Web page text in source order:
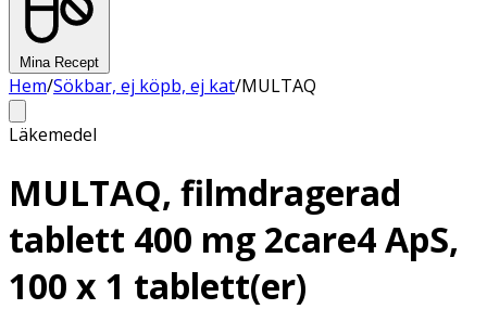
Mina Recept
Hem/Sökbar, ej köpb, ej kat/MULTAQ
Läkemedel
MULTAQ, filmdragerad
tablett 400 mg 2care4 ApS,
100 x 1 tablett(er)